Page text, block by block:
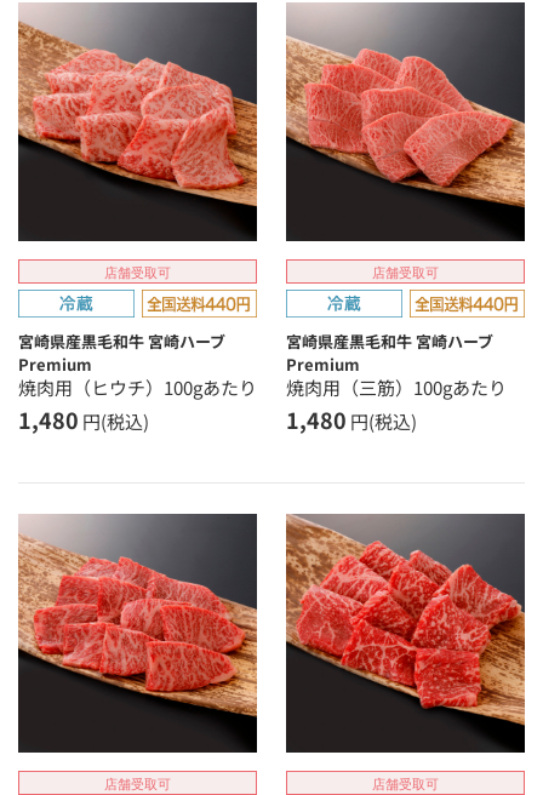
店舗受取可
宮崎県産黒毛和牛 宮崎ハーブ
Premium
焼肉用（ヒウチ）100gあたり
1,480 円(税込)
店舗受取可
宮崎県産黒毛和牛 宮崎ハーブ
Premium
焼肉用（三筋）100gあたり
1,480 円(税込)
店舗受取可 店舗受取可